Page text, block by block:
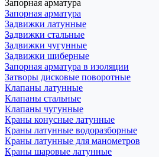
Запорная арматура
Запорная арматура
Задвижки латунные
Задвижки стальные
Задвижки чугунные
Задвижки шиберные
Запорная арматура в изоляции
Затворы дисковые поворотные
Клапаны латунные
Клапаны стальные
Клапаны чугунные
Краны конусные латунные
Краны латунные водоразборные
Краны латунные для манометров
Краны шаровые латунные